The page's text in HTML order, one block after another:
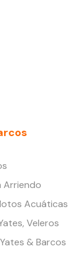
Arriendo
Acuáticas
Veleros
& Barcos